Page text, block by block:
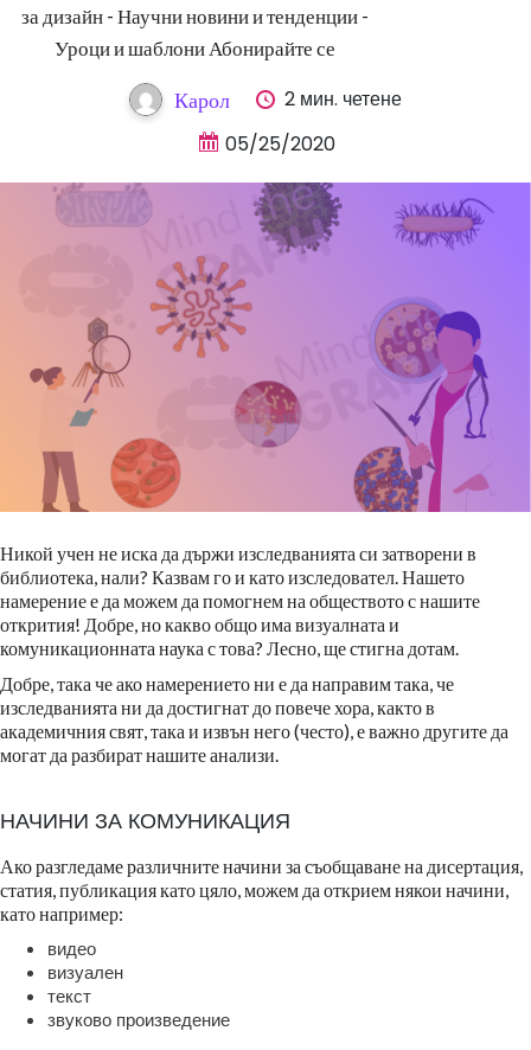
за дизайн - Научни новини и тенденции -
Уроци и шаблони Абонирайте се
Карол
2 мин. четене
05/25/2020
Никой учен не иска да държи изследванията си затворени в
библиотека, нали? Казвам го и като изследовател. Нашето
намерение е да можем да помогнем на обществото с нашите
открития! Добре, но какво общо има визуалната и
комуникационната наука с това? Лесно, ще стигна дотам.
Добре, така че ако намерението ни е да направим така, че
изследванията ни да достигнат до повече хора, както в
академичния свят, така и извън него (често), е важно другите да
могат да разбират нашите анализи.
НАЧИНИ ЗА КОМУНИКАЦИЯ
Ако разгледаме различните начини за съобщаване на дисертация,
статия, публикация като цяло, можем да открием някои начини,
като например:
видео
визуален
текст
звуково произведение